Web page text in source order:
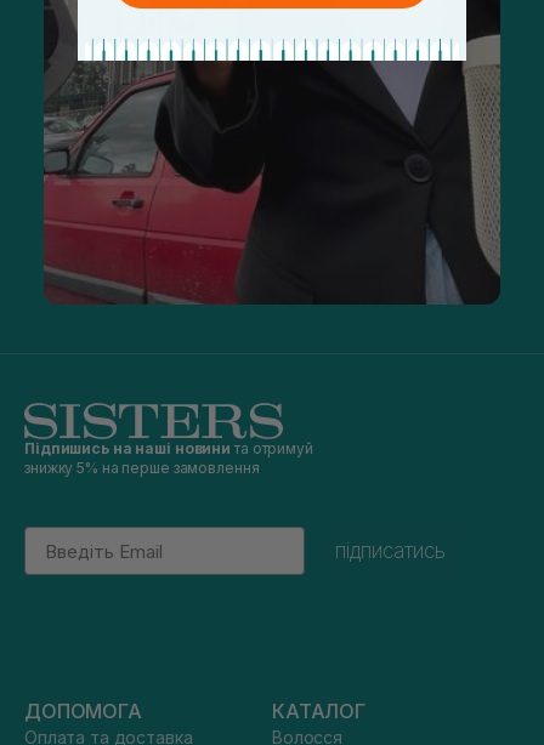
Підпишись на наші новини та отримуй
знижку 5% на перше замовлення
Email
підписатись
ДОПОМОГА
Оплата та доставка
КАТАЛОГ
Волосся